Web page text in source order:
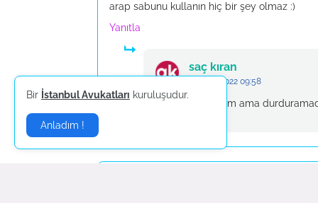
arap sabunu kullanın hiç bir şey olmaz :)
Yanıtla
saç kıran
15 Mart 2022 09:58
her yolu denedim ama
Bir İstanbul Avukatları kuruluşudur.
Anladım !